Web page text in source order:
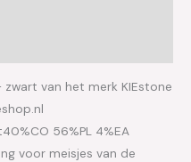
van het merk KIEstone
56%PL 4%EA
voor meisjes van de